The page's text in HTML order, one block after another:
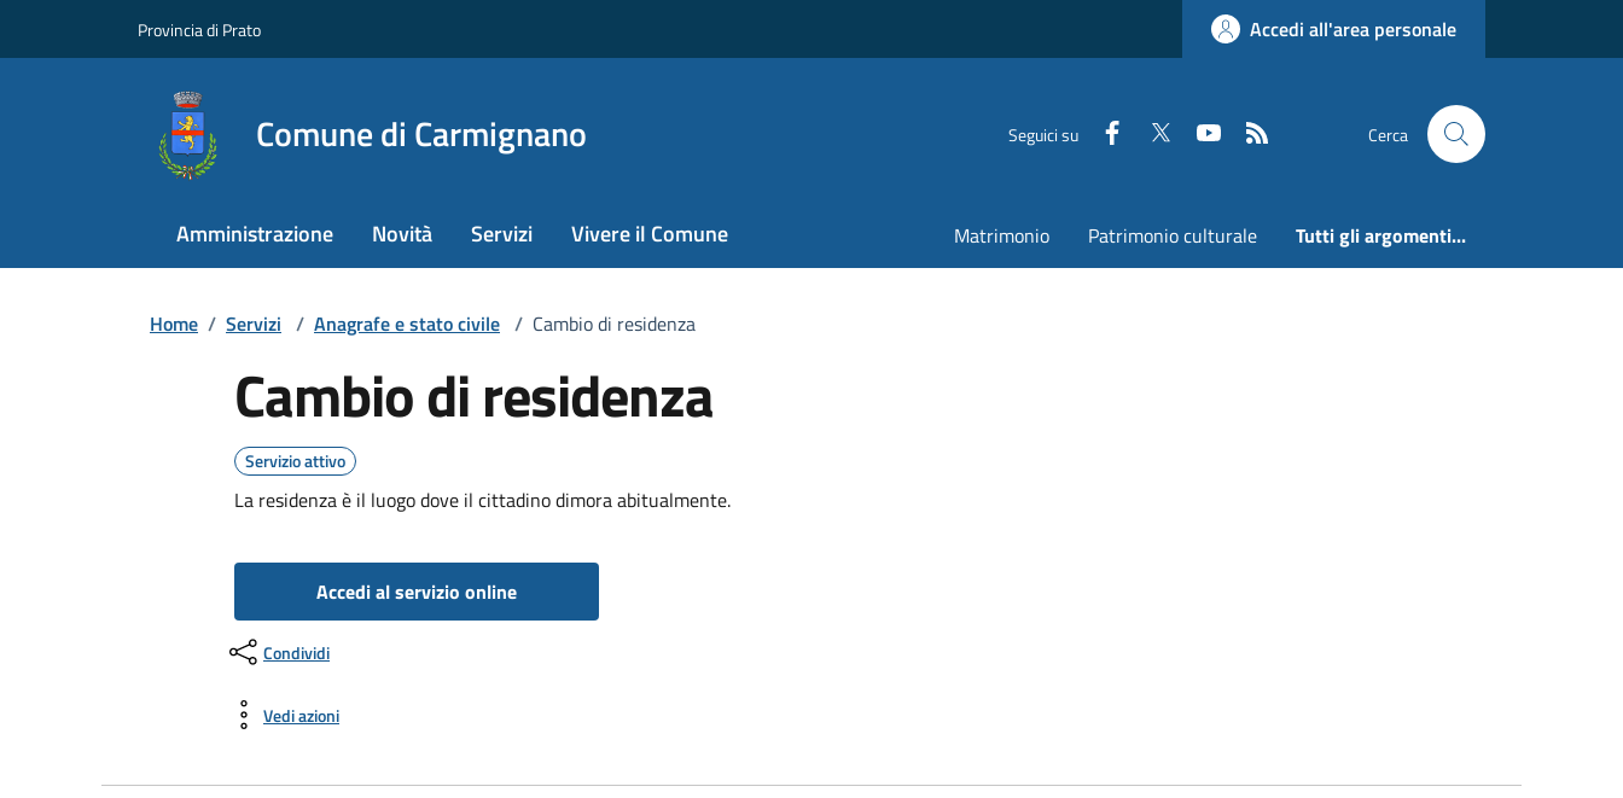
Provincia di Prato Accedi all'area personale
Comune di Carmignano Seguici su Faceboook
Twitter Youtube Cerca
Amministrazione Novità Servizi Vivere il Comune Matrimonio Patrimonio culturale Tutti gli argomenti...
Home / Servizi / Anagrafe e stato civile / Cambio di residenza
Cambio di residenza
Servizio attivo
La residenza è il luogo dove il cittadino dimora abitualmente.
Accedi al servizio online
Condividi
Vedi azioni